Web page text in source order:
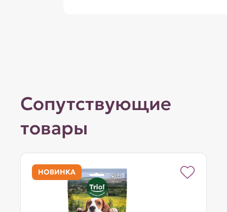
Сопутствующие
товары
НОВИНКА